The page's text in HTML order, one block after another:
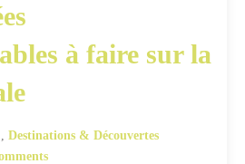
à faire sur la
, Destinations & Découvertes